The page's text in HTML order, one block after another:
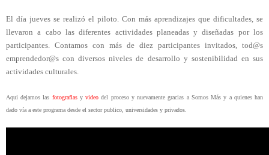
El día jueves se realizó el piloto. Con más aprendizajes que dificultades, se
llevaron a cabo las diferentes actividades planeadas y diseñadas por los
participantes. Contamos con más de diez participantes invitados, tod@s
emprendedor@s con diversos niveles de desarrollo y sostenibilidad en sus
actividades culturales.
Aqui dejamos las fotografias y video del proceso y nuevamente gracias a Somos Más y a quienes han
dado vía a este programa desde el sector publico, universidades y privados.